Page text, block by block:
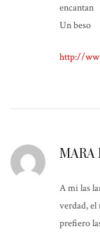
encantan
Un beso
http://
MARA
A mi las
verdad,
prefiero